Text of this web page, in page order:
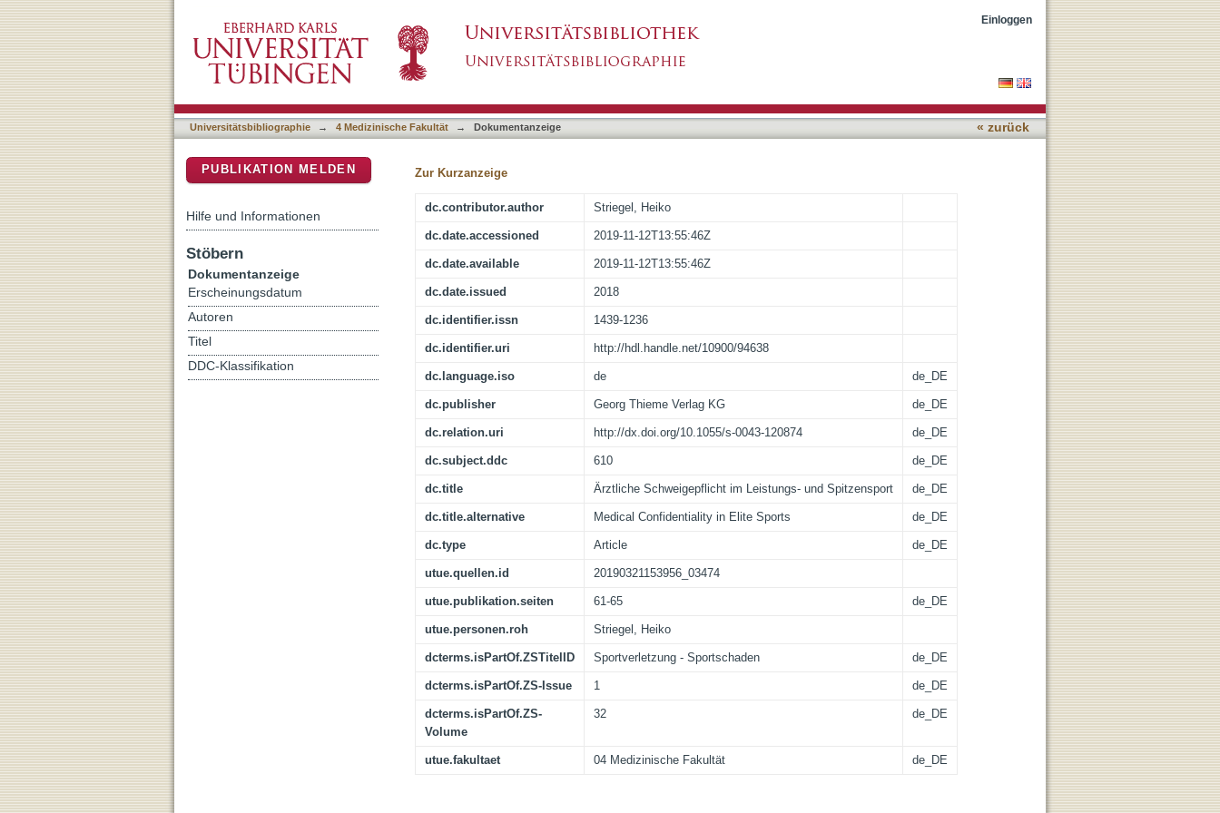
Einloggen
Universitätsbibliographie → 4 Medizinische Fakultät → Dokumentanzeige « zurück
Zur Kurzanzeige
dc.contributor.author Striegel, Heiko
dc.date.accessioned 2019-11-12T13:55:46Z
dc.date.available 2019-11-12T13:55:46Z
dc.date.issued 2018
dc.identifier.issn 1439-1236
dc.identifier.uri http://hdl.handle.net/10900/94638
dc.language.iso de de_DE
dc.publisher Georg Thieme Verlag KG de_DE
dc.relation.uri http://dx.doi.org/10.1055/s-0043-120874 de_DE
dc.subject.ddc 610 de_DE
dc.title Ärztliche Schweigepflicht im Leistungs- und Spitzensport de_DE
dc.title.alternative Medical Confidentiality in Elite Sports de_DE
dc.type Article de_DE
utue.quellen.id 20190321153956_03474
utue.publikation.seiten 61-65 de_DE
utue.personen.roh Striegel, Heiko
dcterms.isPartOf.ZSTitelID Sportverletzung - Sportschaden de_DE
dcterms.isPartOf.ZS-Issue 1 de_DE
dcterms.isPartOf.ZS-
Volume
32 de_DE
utue.fakultaet 04 Medizinische Fakultät de_DE
PUBLIKATION MELDEN
Hilfe und Informationen
Stöbern
Dokumentanzeige
Erscheinungsdatum
Autoren
Titel
DDC-Klassifikation